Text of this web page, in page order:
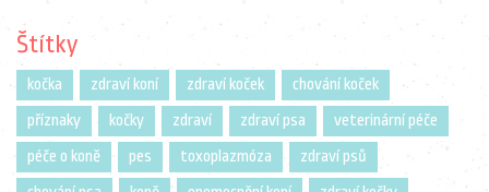
Štítky
kočka zdraví koní zdraví koček
chování koček
příznaky
kočky zdraví zdraví psa
veterinární péče
péče o koně
pes toxoplazmóza
zdraví psů